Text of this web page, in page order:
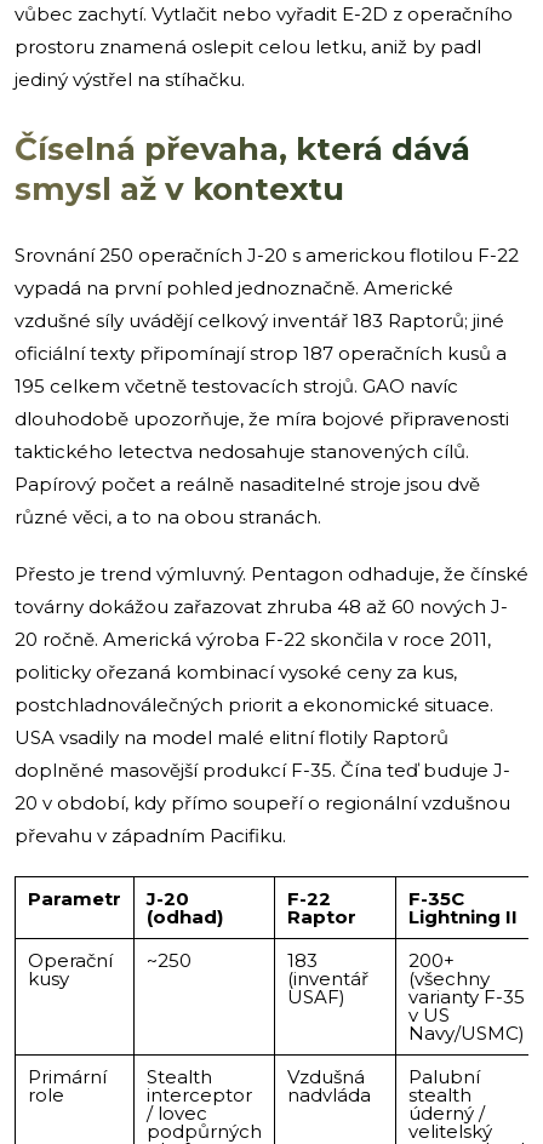
vůbec zachytí. Vytlačit nebo vyřadit E-2D z operačního
prostoru znamená oslepit celou letku, aniž by padl
jediný výstřel na stíhačku.
Číselná převaha, která dává
smysl až v kontextu
Srovnání 250 operačních J-20 s americkou flotilou F-22
vypadá na první pohled jednoznačně. Americké
vzdušné síly uvádějí celkový inventář 183 Raptorů; jiné
oficiální texty připomínají strop 187 operačních kusů a
195 celkem včetně testovacích strojů. GAO navíc
dlouhodobě upozorňuje, že míra bojové připravenosti
taktického letectva nedosahuje stanovených cílů.
Papírový počet a reálně nasaditelné stroje jsou dvě
různé věci, a to na obou stranách.
Přesto je trend výmluvný. Pentagon odhaduje, že čínské
továrny dokážou zařazovat zhruba 48 až 60 nových J-
20 ročně. Americká výroba F-22 skončila v roce 2011,
politicky ořezaná kombinací vysoké ceny za kus,
postchladnoválečných priorit a ekonomické situace.
USA vsadily na model malé elitní flotily Raptorů
doplněné masovější produkcí F-35. Čína teď buduje J-
20 v období, kdy přímo soupeří o regionální vzdušnou
převahu v západním Pacifiku.
Parametr J-20
(odhad)
F-22
Raptor
F-35C
Lightning II
Operační
kusy
~250 183
(inventář
USAF)
200+
(všechny
varianty F-35
v US
Navy/USMC)
Primární
role
Stealth
interceptor
/ lovec
podpůrných
Vzdušná
nadvláda
Palubní
stealth
úderný /
velitelský